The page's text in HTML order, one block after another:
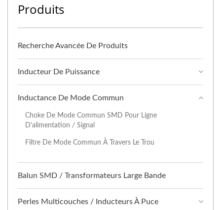
Produits
Recherche Avancée De Produits
Inducteur De Puissance
Inductance De Mode Commun
Choke De Mode Commun SMD Pour Ligne
D'alimentation / Signal
Filtre De Mode Commun À Travers Le Trou
Balun SMD / Transformateurs Large Bande
Perles Multicouches / Inducteurs À Puce